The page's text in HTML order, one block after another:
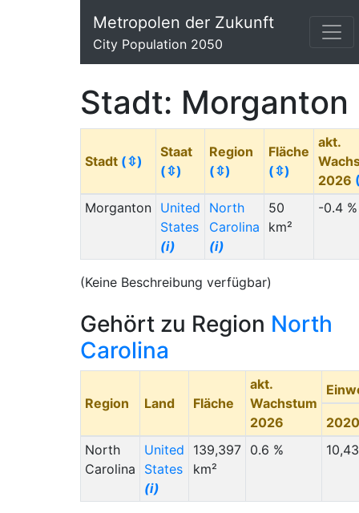
Metropolen der Zukunft
City Population 2050
Stadt: Morganton
Stadt (⇳)
Staat
(⇳)
Region
(⇳)
Fläche
(⇳)
akt.
2026
Morganton
United
States
(i)
North
Carolina
(i)
50
km²
-0.4 %
(Keine Beschreibung verfügbar)
Gehört zu Region North
Carolina
Region Land Fläche
akt.
Wachstum
2026
2020
North
Carolina
United
States
(i)
139,397
km²
0.6 %